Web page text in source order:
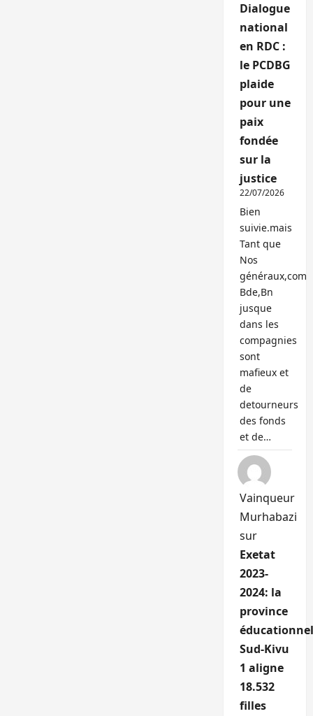
Dialogue
national
en RDC :
le PCDBG
plaide
pour une
paix
fondée
sur la
justice
22/07/2026
Bien
suivie.mais
Tant que
Nos
généraux,com
Bde,Bn
jusque
dans les
compagnies
sont
mafieux et
de
detourneurs
des fonds
et de…
Vainqueur
Murhabazi
sur
Exetat
2023-
2024: la
province
Sud-Kivu
1 aligne
18.532
filles